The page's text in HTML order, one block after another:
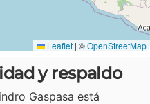
Leaflet | ©OpenStreetMap
y respaldo
Gaspasa está